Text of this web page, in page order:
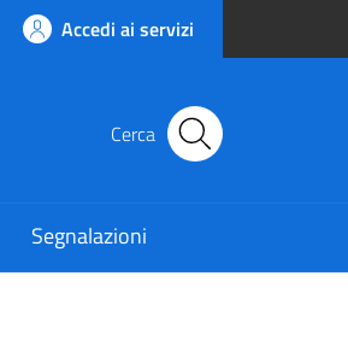
Accedi ai servizi
Cerca
Segnalazioni